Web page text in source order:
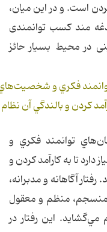
است‌. و در این میان،
مند کسب توانمندی
در محیط بسیار حائز
فكري و
كردن و بالندگي آن
توانمند فكري و
تا به كارآمد كردن و
آگاهانه و مدبرانه،
منسجم، منظم و معقول
اين رفتار در